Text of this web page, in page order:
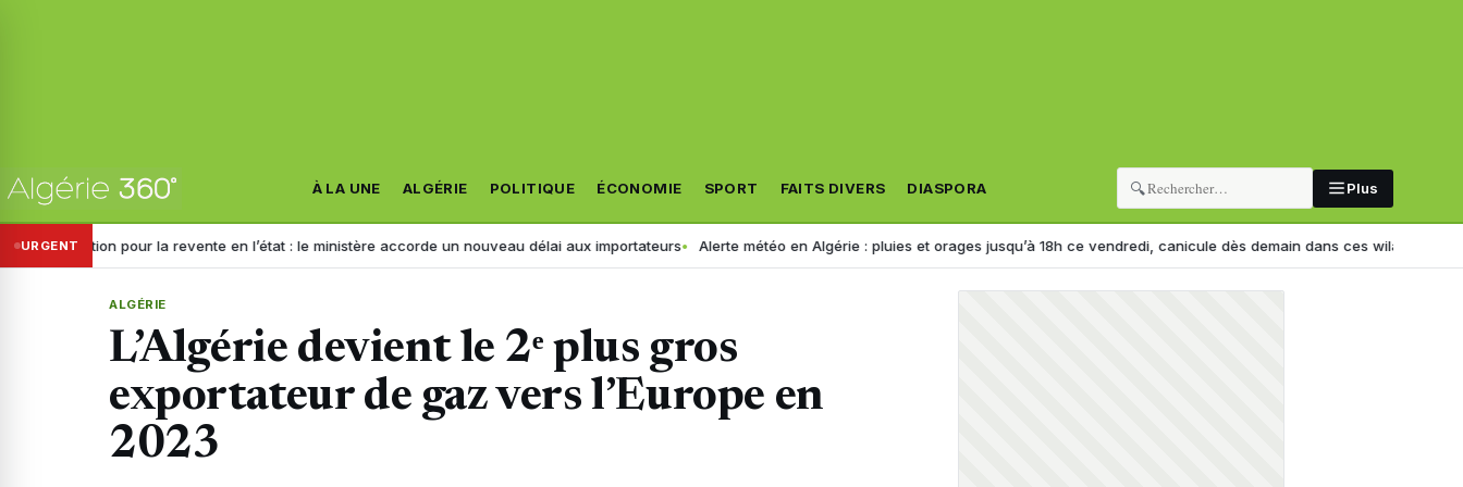
À LA UNE ALGÉRIE POLITIQUE ÉCONOMIE SPORT FAITS DIVERS DIASPORA 🔍 Plus
URGENT
pour la revente en l’état : le ministère accorde un nouveau délai aux importateurs Alerte météo en Algérie : pluies et orages jusqu’à 18h ce vendredi, canicule dès demain dans ces wilayas Hadj 2027 : le
ALGÉRIE
L’Algérie devient le 2ᵉ plus gros
exportateur de gaz vers l’Europe en
2023